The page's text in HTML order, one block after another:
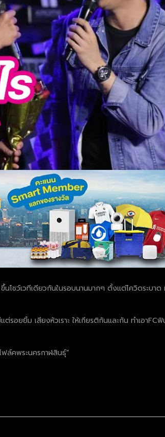
ชว์เวทีเดียวกันในรอบนานมากๆ ตั้งแต่โควิดระบาด
ยยิ้ม เสียงหัวเราะ ให้เกียรติกันและกัน ทำเอาFCฟิ
ล์คพระนครกาฬสินธุ์”